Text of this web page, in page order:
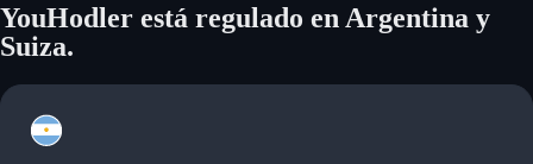
YouHodler está regulado en Argentina y
Suiza.